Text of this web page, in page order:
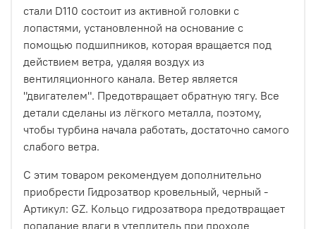
стали D110 состоит из активной головки с
лопастями, установленной на основание с
помощью подшипников, которая вращается под
действием ветра, удаляя воздух из
вентиляционного канала. Ветер является
"двигателем". Предотвращает обратную тягу. Все
детали сделаны из лёгкого металла, поэтому,
чтобы турбина начала работать, достаточно самого
слабого ветра.
С этим товаром рекомендуем дополнительно
приобрести Гидрозатвор кровельный, черный -
Артикул: GZ. Кольцо гидрозатвора предотвращает
попадание влаги в утеплитель при проходе